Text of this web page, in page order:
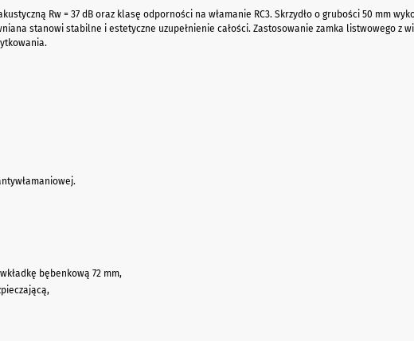
Rw = 37 dB oraz klasę odporności na włamanie RC3. Skrzydło o grubości 50 mm
stanowi stabilne i estetyczne uzupełnienie całości. Zastosowanie zamka listwowego z
bębenkową 72 mm,